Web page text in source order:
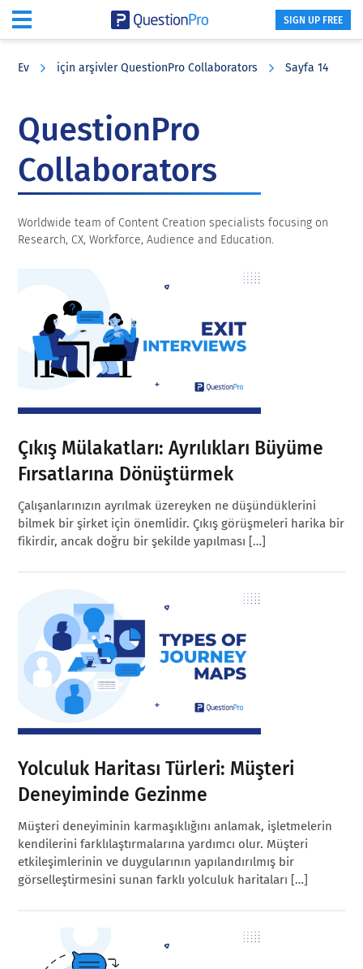
SIGN UP FREE
Ev için arşivler QuestionPro Collaborators Sayfa 14
QuestionPro
Collaborators
Worldwide team of Content Creation specialists focusing on
Research, CX, Workforce, Audience and Education.
Çıkış Mülakatları: Ayrılıkları Büyüme
Fırsatlarına Dönüştürmek
Çalışanlarınızın ayrılmak üzereyken ne düşündüklerini
bilmek bir şirket için önemlidir. Çıkış görüşmeleri harika bir
fikirdir, ancak doğru bir şekilde yapılması […]
Yolculuk Haritası Türleri: Müşteri
Deneyiminde Gezinme
Müşteri deneyiminin karmaşıklığını anlamak, işletmelerin
kendilerini farklılaştırmalarına yardımcı olur. Müşteri
etkileşimlerinin ve duygularının yapılandırılmış bir
görselleştirmesini sunan farklı yolculuk haritaları […]